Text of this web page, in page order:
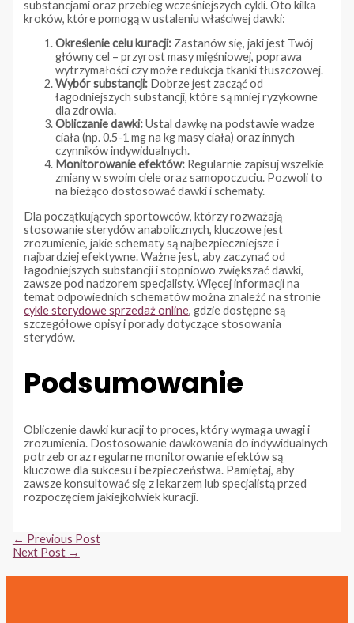
substancjami oraz przebieg wcześniejszych cykli. Oto kilka
kroków, które pomogą w ustaleniu właściwej dawki:
Określenie celu kuracji: Zastanów się, jaki jest Twój
główny cel – przyrost masy mięśniowej, poprawa
wytrzymałości czy może redukcja tkanki tłuszczowej.
Wybór substancji: Dobrze jest zacząć od
łagodniejszych substancji, które są mniej ryzykowne
dla zdrowia.
Obliczanie dawki:Ustal dawkę na podstawie wadze
ciała (np. 0.5-1 mg na kg masy ciała) oraz innych
czynników indywidualnych.
Monitorowanie efektów: Regularnie zapisuj wszelkie
zmiany w swoim ciele oraz samopoczuciu. Pozwoli to
na bieżąco dostosować dawki i schematy.
Dla początkujących sportowców, którzy rozważają
stosowanie sterydów anabolicznych, kluczowe jest
zrozumienie, jakie schematy są najbezpieczniejsze i
najbardziej efektywne. Ważne jest, aby zaczynać od
łagodniejszych substancji i stopniowo zwiększać dawki,
zawsze pod nadzorem specjalisty. Więcej informacji na
temat odpowiednich schematów można znaleźć na stronie
cykle sterydowe sprzedaż online, gdzie dostępne są
szczegółowe opisy i porady dotyczące stosowania
sterydów.
Podsumowanie
Obliczenie dawki kuracji to proces, który wymaga uwagi i
zrozumienia. Dostosowanie dawkowania do indywidualnych
potrzeb oraz regularne monitorowanie efektów są
kluczowe dla sukcesu i bezpieczeństwa. Pamiętaj, aby
zawsze konsultować się z lekarzem lub specjalistą przed
rozpoczęciem jakiejkolwiek kuracji.
Post
navigation
← Previous Post
Next Post →